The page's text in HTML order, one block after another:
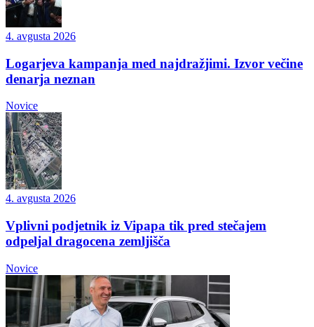
4. avgusta 2026
Logarjeva kampanja med najdražjimi. Izvor večine
denarja neznan
Novice
4. avgusta 2026
Vplivni podjetnik iz Vipapa tik pred stečajem
odpeljal dragocena zemljišča
Novice